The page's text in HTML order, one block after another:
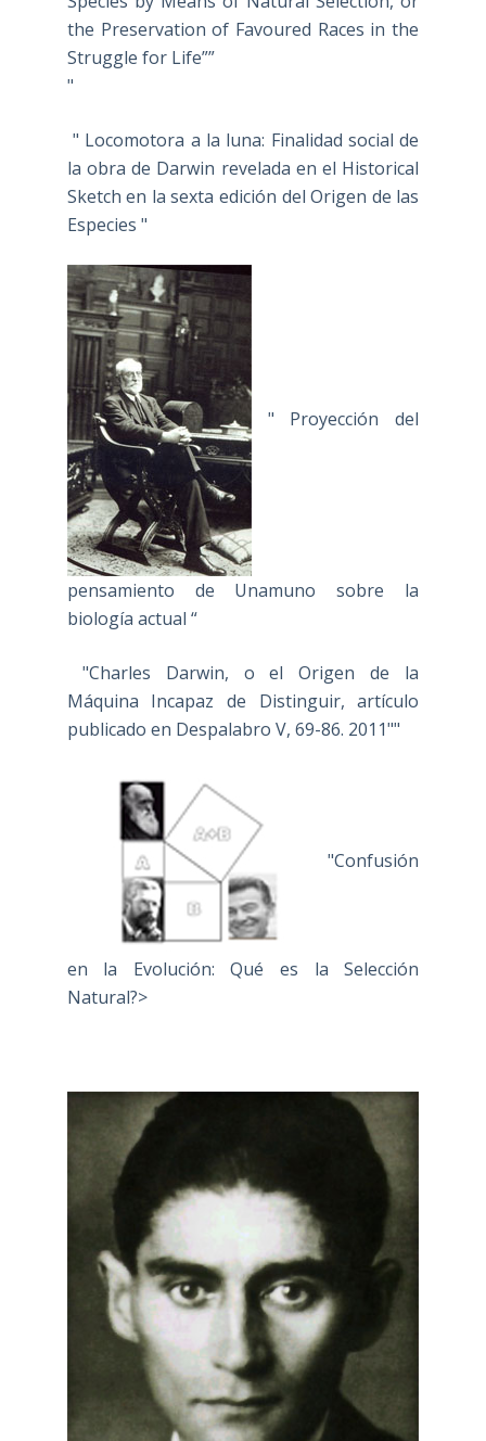
the Preservation of Favoured Races in the
Struggle for Life””
"
" Locomotora a la luna: Finalidad social de
la obra de Darwin revelada en el Historical
Sketch en la sexta edición del Origen de las
Especies "
" Proyección del
pensamiento de Unamuno sobre la
biología actual “
"Charles Darwin, o el Origen de la
Máquina Incapaz de Distinguir, artículo
publicado en Despalabro V, 69-86. 2011""
"Confusión
en la Evolución: Qué es la Selección
Natural?>